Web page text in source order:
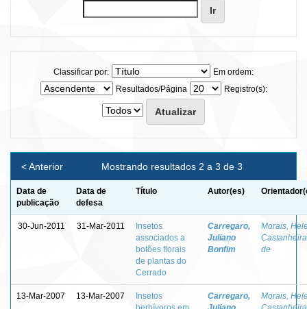
Classificar por:
Em ordem:
Resultados/Página
Registro(s):
Mostrando resultados 2 a 3 de 3
< Anterior
Data de
publicação
Data de
defesa
Título Autor(es)
30-Jun-2011 31-Mar-2011
Insetos
associados a
botões florais
de plantas do
Cerrado
Carregaro,
Juliano
Bonfim
Morais,
Castanheira
de
13-Mar-2007 13-Mar-2007
Insetos
Carregaro,
Morais,